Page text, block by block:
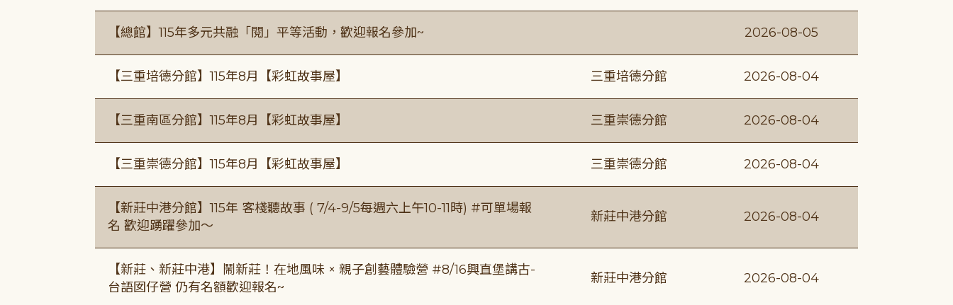
【總館】115年多元共融「閱」平等活動，歡迎報名參加~ 2026-08-05
【三重培德分館】115年8月【彩虹故事屋】 三重培德分館 2026-08-04
【三重南區分館】115年8月【彩虹故事屋】 三重崇德分館 2026-08-04
【三重崇德分館】115年8月【彩虹故事屋】 三重崇德分館 2026-08-04
【新莊中港分館】115年 客棧聽故事 ( 7/4-9/5每週六上午10-11時) #可單場報
名 歡迎踴躍參加～
新莊中港分館 2026-08-04
【新莊、新莊中港】鬧新莊！在地風味 × 親子創藝體驗營 #8/16興直堡講古-
台語囡仔營 仍有名額歡迎報名~
新莊中港分館 2026-08-04